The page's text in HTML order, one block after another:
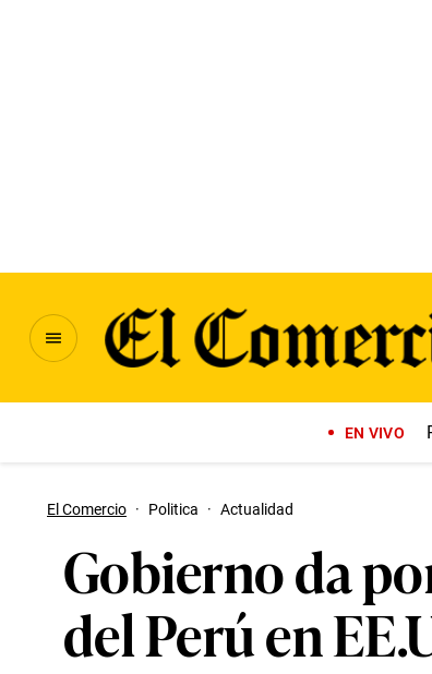
EN VIVO
El Comercio · Politica · Actualidad
Gobierno da
del Perú en